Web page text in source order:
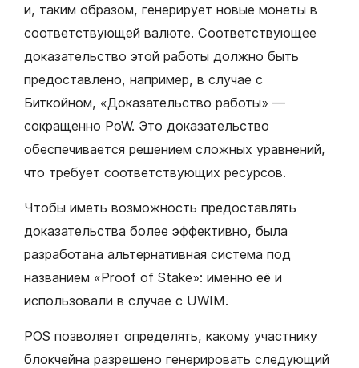
и, таким образом, генерирует новые монеты в
соответствующей валюте. Соответствующее
доказательство этой работы должно быть
предоставлено, например, в случае с
Биткойном, «Доказательство работы» —
сокращенно PoW. Это доказательство
обеспечивается решением сложных уравнений,
что требует соответствующих ресурсов.
Чтобы иметь возможность предоставлять
доказательства более эффективно, была
разработана альтернативная система под
названием «Proof of Stake»: именно её и
использовали в случае с UWIM.
POS позволяет определять, какому участнику
блокчейна разрешено генерировать следующий